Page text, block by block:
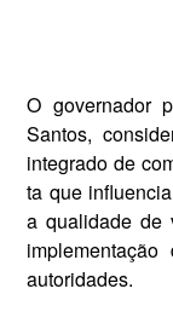
O governador
Santos,
integrado de
ta que
a quali­dade de
autoridades.